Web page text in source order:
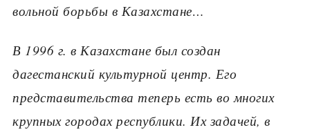
вольной борьбы в Казахстане…
В 1996 г. в Казахстане был создан
дагестанский культурной центр. Его
представительства теперь есть во многих
крупных городах республики. Их задачей, в